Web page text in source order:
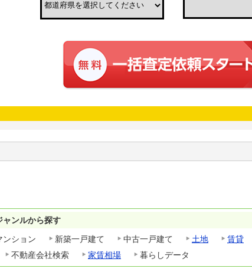
ャンルから探す
ンション 新築一戸建て 中古一戸建て 土地 賃貸
不動産会社検索 家賃相場 暮らしデータ